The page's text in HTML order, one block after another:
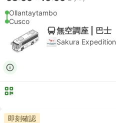
Ollantaytambo
Cusco
無空調座 | 巴士
Sakura Expedition
即刻確認